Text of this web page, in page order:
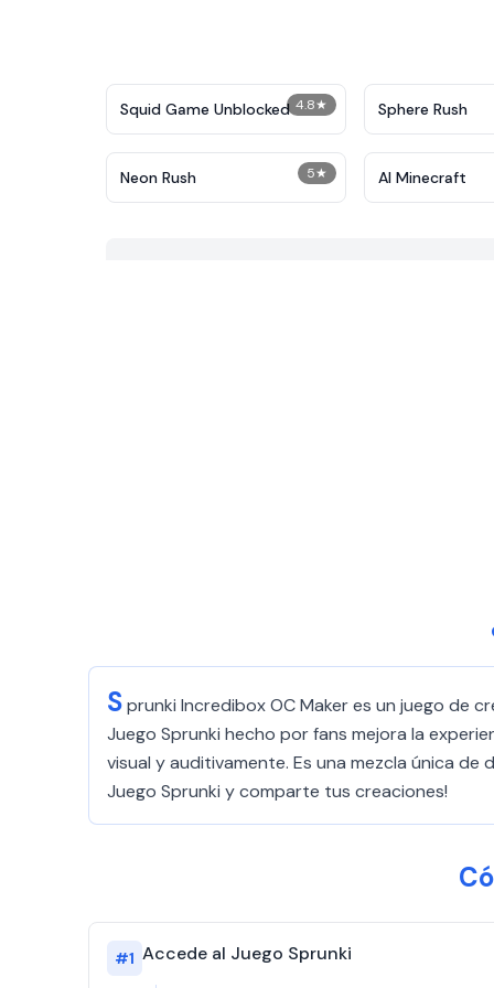
4.8★
Squid Game Unblocked Sphere Rush
5★
Neon Rush AI Minecraft
Sprunki Incredibox OC Maker es un juego de
Juego Sprunki hecho por fans mejora la
visual y auditivamente. Es una mezcla única
Juego Sprunki y comparte tus creaciones!
#1 Accede al Juego Sprunki